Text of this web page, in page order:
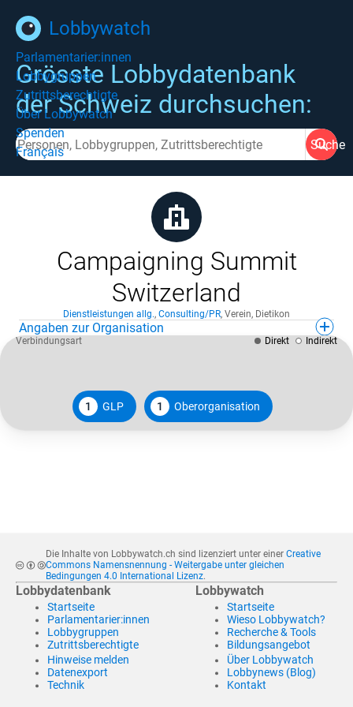
Lobbywatch
Parlamentarier:innen
Lobbygruppen
Zutrittsberechtigte
Über Lobbywatch
Spenden
Français
Grösste Lobbydatenbank
der Schweiz durchsuchen:
Suche
Campaigning Summit
Switzerland
Dienstleistungen allg., Consulting/PR, Verein, Dietikon
Angaben zur Organisation
1 GLP 1 Oberorganisation
Verbindungsart Direkt Indirekt
Die Inhalte von Lobbywatch.ch sind lizenziert unter einer Creative
Commons Namensnennung - Weitergabe unter gleichen
Bedingungen 4.0 International Lizenz.
Lobbydatenbank
Startseite
Parlamentarier:innen
Lobbygruppen
Zutrittsberechtigte
Hinweise melden
Datenexport
Technik
Lobbywatch
Startseite
Wieso Lobbywatch?
Recherche & Tools
Bildungsangebot
Über Lobbywatch
Lobbynews (Blog)
Kontakt